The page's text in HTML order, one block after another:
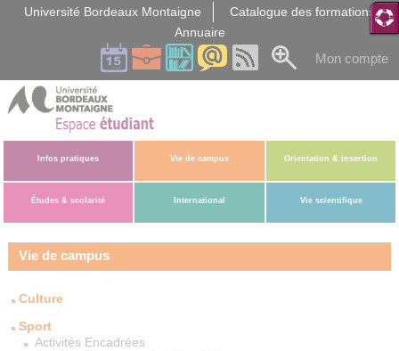
Université Bordeaux Montaigne
Catalogue des formations
Annuaire
Mon compte
Infos pratiques Vie de campus Orientation & insertion
Études & scolarité International Vie scientifique
Vie de campus
Culture
Sport
Activités Encadrées
Gestion des cookies